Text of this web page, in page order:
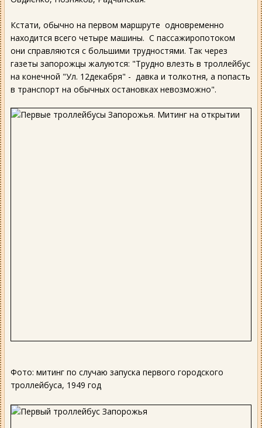
Кстати, обычно на первом маршруте одновременно
находится всего четыре машины. С пассажиропотоком
они справляются с большими трудностями. Так через
газеты запорожцы жалуются: "Трудно влезть в троллейбус
на конечной "Ул. 12декабря" - давка и толкотня, а попасть
в транспорт на обычных остановках невозможно".
Фото: митинг по случаю запуска первого городского
троллейбуса, 1949 год